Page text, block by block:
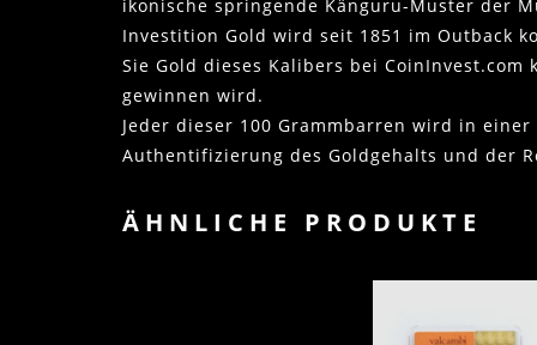
ikonische springende Känguru-Muster der
Investition Gold wird seit 1851 im Outback
Sie Gold dieses Kalibers bei
gewinnen wird.
Jeder dieser 100 Grammbarren wird in
Authentifizierung des Goldgehalts und der
ÄHNLICHE PRODUKTE